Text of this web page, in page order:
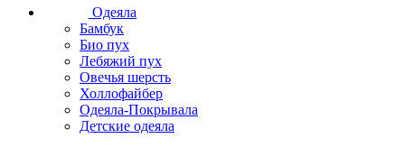
Одеяла
Бамбук
Био пух
Лебяжий пух
Овечья шерсть
Холлофайбер
Одеяла-Покрывала
Детские одеяла